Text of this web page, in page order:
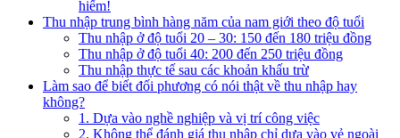
hiếm!
Thu nhập trung bình hàng năm của nam giới theo độ tuổi
Thu nhập ở độ tuổi 20 – 30: 150 đến 180 triệu đồng
Thu nhập ở độ tuổi 40: 200 đến 250 triệu đồng
Thu nhập thực tế sau các khoản khấu trừ
Làm sao để biết đối phương có nói thật về thu nhập hay
không?
1. Dựa vào nghề nghiệp và vị trí công việc
2. Không thể đánh giá thu nhập chỉ dựa vào vẻ ngoài